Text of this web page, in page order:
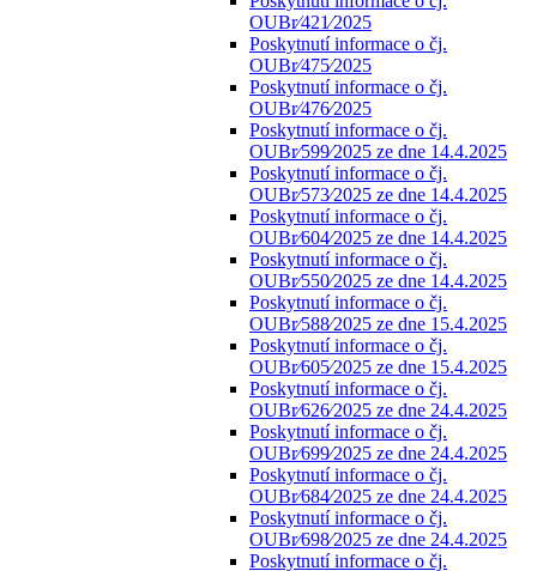
OUBr⁄421⁄2025
Poskytnutí informace o čj.
OUBr⁄475⁄2025
Poskytnutí informace o čj.
OUBr⁄476⁄2025
Poskytnutí informace o čj.
OUBr⁄599⁄2025 ze dne 14.4.2025
Poskytnutí informace o čj.
OUBr⁄573⁄2025 ze dne 14.4.2025
Poskytnutí informace o čj.
OUBr⁄604⁄2025 ze dne 14.4.2025
Poskytnutí informace o čj.
OUBr⁄550⁄2025 ze dne 14.4.2025
Poskytnutí informace o čj.
OUBr⁄588⁄2025 ze dne 15.4.2025
Poskytnutí informace o čj.
OUBr⁄605⁄2025 ze dne 15.4.2025
Poskytnutí informace o čj.
OUBr⁄626⁄2025 ze dne 24.4.2025
Poskytnutí informace o čj.
OUBr⁄699⁄2025 ze dne 24.4.2025
Poskytnutí informace o čj.
OUBr⁄684⁄2025 ze dne 24.4.2025
Poskytnutí informace o čj.
OUBr⁄698⁄2025 ze dne 24.4.2025
Poskytnutí informace o čj.